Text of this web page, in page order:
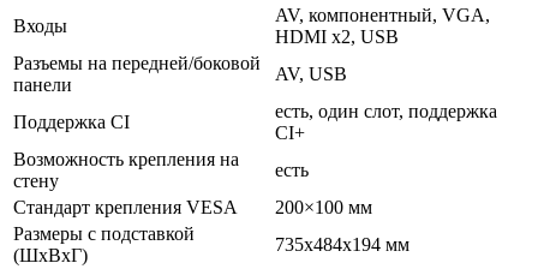
Входы
AV, компонентный, VGA,
HDMI x2, USB
Разъемы на передней/боковой
панели
AV, USB
Поддержка CI
есть, один слот, поддержка
CI+
Возможность крепления на
стену
есть
Стандарт крепления VESA
200×100 мм
Размеры с подставкой
(ШxВxГ)
735x484x194 мм